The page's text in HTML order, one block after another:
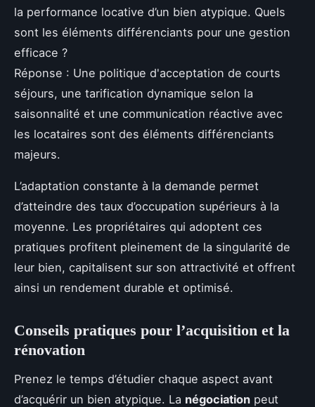
la performance locative d’un bien atypique. Quels
sont les éléments différenciants pour une gestion
efficace ?
Réponse : Une politique d'acceptation de courts
séjours, une tarification dynamique selon la
saisonnalité et une communication réactive avec
les locataires sont des éléments différenciants
majeurs.
L’adaptation constante à la demande permet
d’atteindre des taux d’occupation supérieurs à la
moyenne. Les propriétaires qui adoptent ces
pratiques profitent pleinement de la singularité de
leur bien, capitalisent sur son attractivité et offrent
ainsi un rendement durable et optimisé.
Conseils pratiques pour l’acquisition et la
rénovation
Prenez le temps d’étudier chaque aspect avant
d’acquérir un bien atypique. La négociation peut